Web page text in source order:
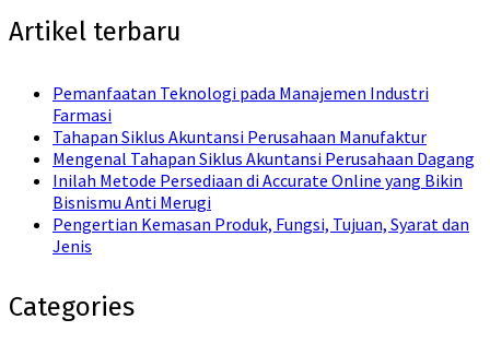
Artikel terbaru
Pemanfaatan Teknologi pada Manajemen Industri
Farmasi
Tahapan Siklus Akuntansi Perusahaan Manufaktur
Mengenal Tahapan Siklus Akuntansi Perusahaan Dagang
Inilah Metode Persediaan di Accurate Online yang Bikin
Bisnismu Anti Merugi
Pengertian Kemasan Produk, Fungsi, Tujuan, Syarat dan
Jenis
Categories